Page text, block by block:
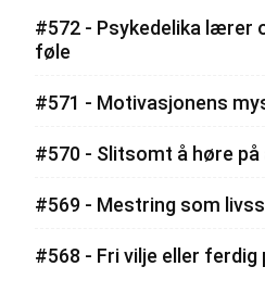
#572 - Psykedelika lærer
føle
#571 - Motivasjonens
#570 - Slitsomt å høre
#569 - Mestring som
#568 - Fri vilje eller